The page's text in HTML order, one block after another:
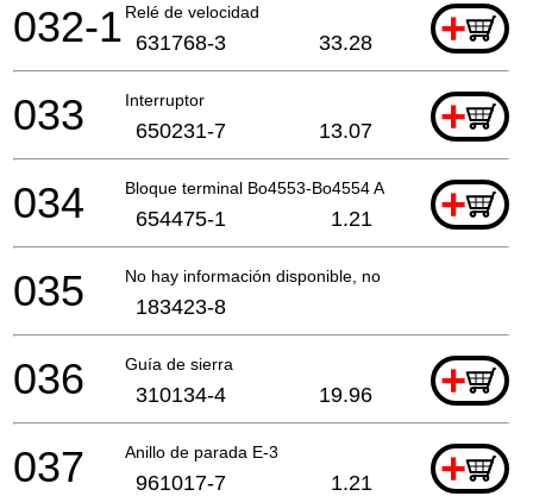
Relé de velocidad +
032-1 631768-3 33.28
Interruptor +
033 650231-7 13.07
Bloque terminal Bo4553-Bo4554 A +
034 654475-1 1.21
No hay información disponible, no se puede pedir
035 183423-8
Guía de sierra +
036 310134-4 19.96
Anillo de parada E-3 +
037 961017-7 1.21